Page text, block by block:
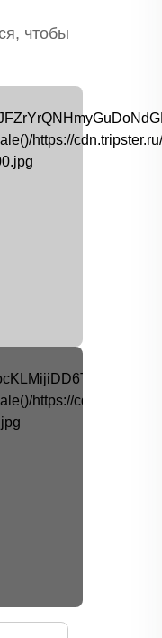
чтобы